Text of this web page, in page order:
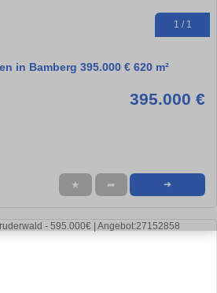
1 / 1
in Bamberg 395.000 € 620 m²
395.000 €
★ ➦ ➜